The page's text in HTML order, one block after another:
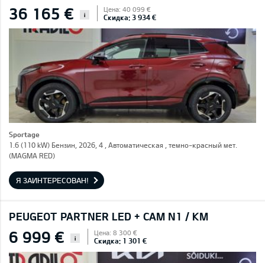
36 165 € i
Цена: 40 099 €
Скидка: 3 934 €
Sportage
1.6 (110 kW) Бензин, 2026, 4 , Автоматическая , темно-красный мет.
(MAGMA RED)
Я ЗАИНТЕРЕСОВАН!
PEUGEOT PARTNER LED + CAM N1 / KM
6 999 € i
Цена: 8 300 €
Скидка: 1 301 €